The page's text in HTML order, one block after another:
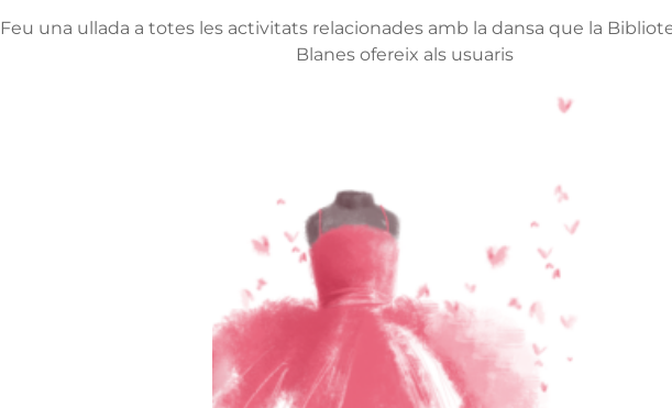
Feu una ullada a totes les activitats relacionades amb la dansa que la
Blanes ofereix als usuaris